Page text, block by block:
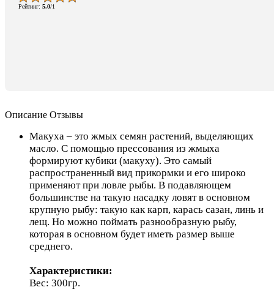
Рейтинг: 5.0/1
Описание Отзывы
Макуха – это жмых семян растений, выделяющих
масло. С помощью прессования из жмыха
формируют кубики (макуху). Это самый
распространенный вид прикормки и его широко
применяют при ловле рыбы. В подавляющем
большинстве на такую насадку ловят в основном
крупную рыбу: такую как карп, карась сазан, линь и
лещ. Но можно поймать разнообразную рыбу,
которая в основном будет иметь размер выше
среднего.
Характеристики:
Вес: 300гр.